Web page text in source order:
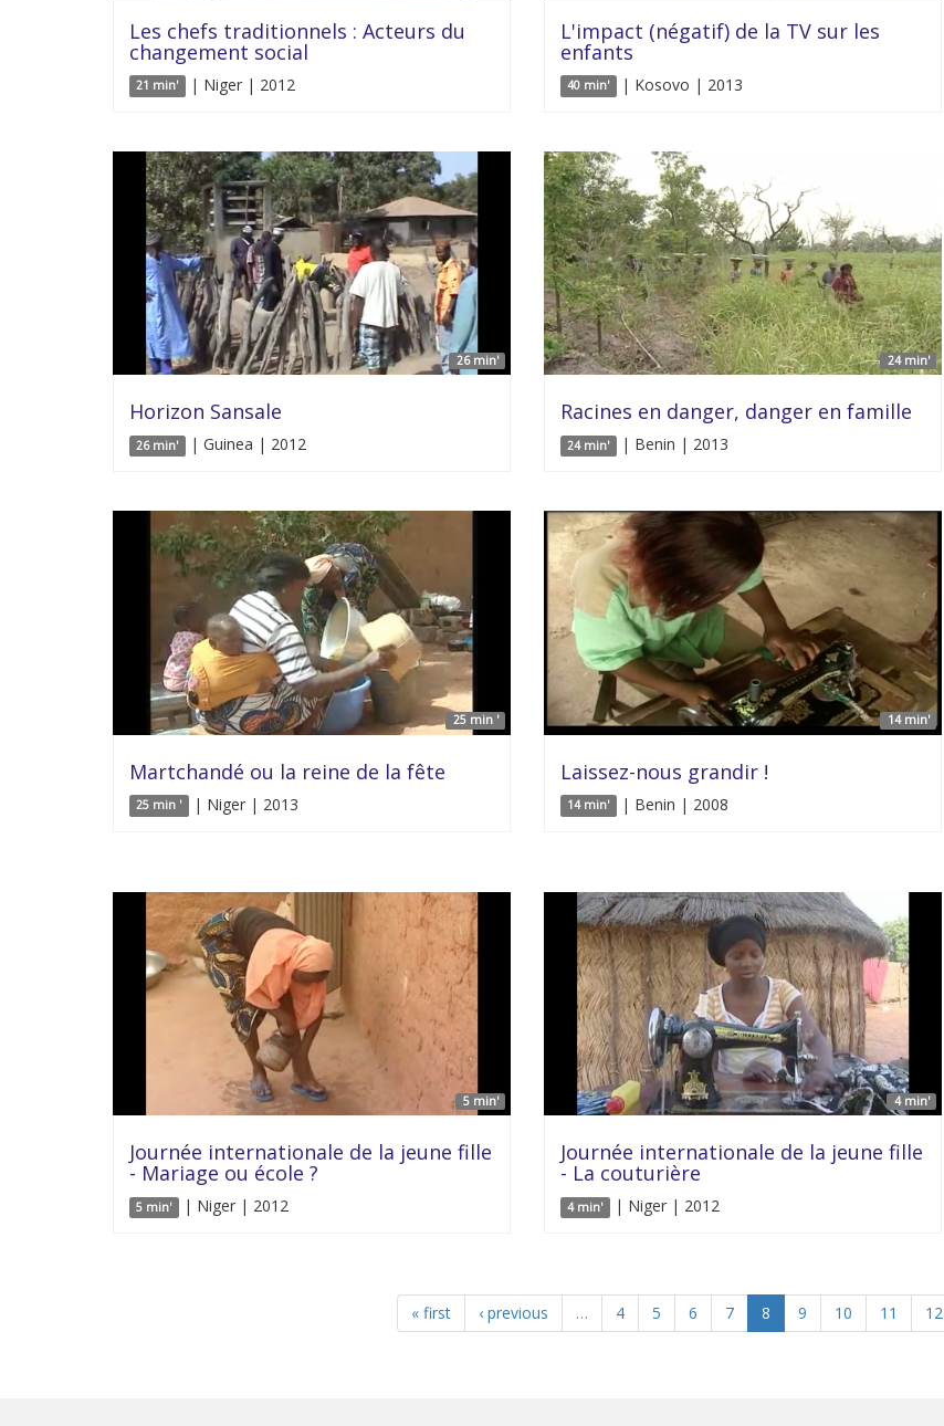
Les chefs traditionnels : Acteurs du
changement social
21 min' | Niger | 2012
L'impact (négatif) de la TV sur les
enfants
40 min' | Kosovo | 2013
26 min'
Horizon Sansale
26 min' | Guinea | 2012
24 min'
Racines en danger, danger en famille
24 min' | Benin | 2013
25 min '
Martchandé ou la reine de la fête
25 min ' | Niger | 2013
14 min'
Laissez-nous grandir !
14 min' | Benin | 2008
5 min'
Journée internationale de la jeune fille
- Mariage ou école ?
5 min' | Niger | 2012
4 min'
Journée internationale de la jeune fille
- La couturière
4 min' | Niger | 2012
« first ‹ previous … 4 5 6 7 8 9 10 11 12